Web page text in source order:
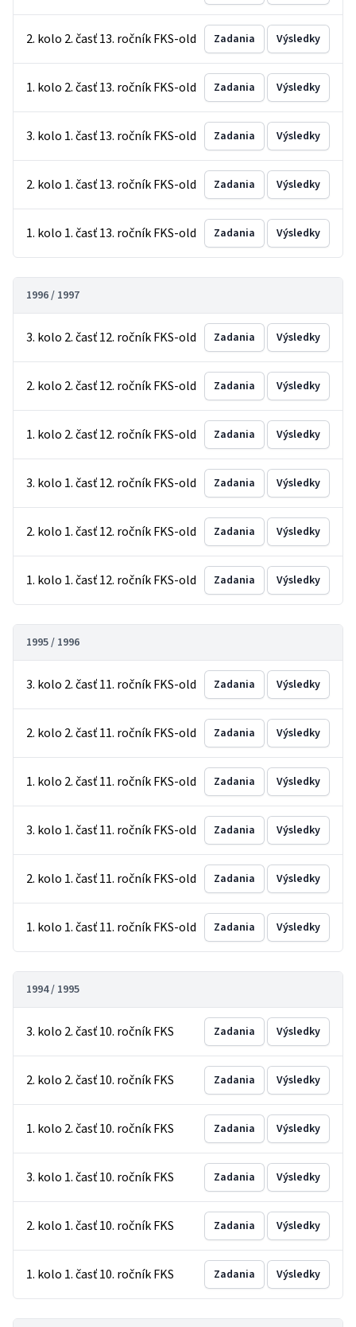
2. kolo 2. časť 13. ročník FKS-old Zadania Výsledky
1. kolo 2. časť 13. ročník FKS-old Zadania Výsledky
3. kolo 1. časť 13. ročník FKS-old Zadania Výsledky
2. kolo 1. časť 13. ročník FKS-old Zadania Výsledky
1. kolo 1. časť 13. ročník FKS-old Zadania Výsledky
1996 / 1997
3. kolo 2. časť 12. ročník FKS-old Zadania Výsledky
2. kolo 2. časť 12. ročník FKS-old Zadania Výsledky
1. kolo 2. časť 12. ročník FKS-old Zadania Výsledky
3. kolo 1. časť 12. ročník FKS-old Zadania Výsledky
2. kolo 1. časť 12. ročník FKS-old Zadania Výsledky
1. kolo 1. časť 12. ročník FKS-old Zadania Výsledky
1995 / 1996
3. kolo 2. časť 11. ročník FKS-old Zadania Výsledky
2. kolo 2. časť 11. ročník FKS-old Zadania Výsledky
1. kolo 2. časť 11. ročník FKS-old Zadania Výsledky
3. kolo 1. časť 11. ročník FKS-old Zadania Výsledky
2. kolo 1. časť 11. ročník FKS-old Zadania Výsledky
1. kolo 1. časť 11. ročník FKS-old Zadania Výsledky
1994 / 1995
3. kolo 2. časť 10. ročník FKS Zadania Výsledky
2. kolo 2. časť 10. ročník FKS Zadania Výsledky
1. kolo 2. časť 10. ročník FKS Zadania Výsledky
3. kolo 1. časť 10. ročník FKS Zadania Výsledky
2. kolo 1. časť 10. ročník FKS Zadania Výsledky
1. kolo 1. časť 10. ročník FKS Zadania Výsledky